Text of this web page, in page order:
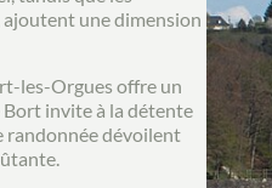
ajoutent une dimension
les-Orgues offre un
invite à la détente
randonnée dévoilent